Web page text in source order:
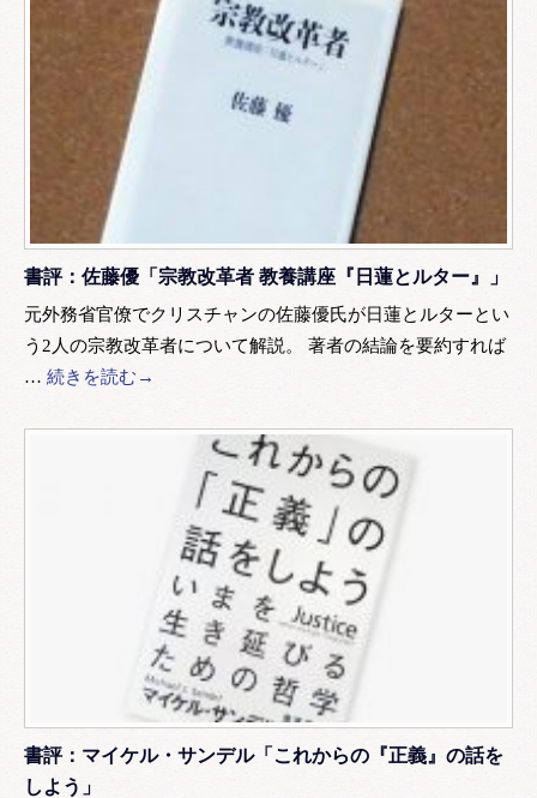
書評：佐藤優「宗教改革者 教養講座『日蓮とルター』」
元外務省官僚でクリスチャンの佐藤優氏が日蓮とルターとい
う2人の宗教改革者について解説。 著者の結論を要約すれば
… 続きを読む→
書評：マイケル・サンデル「これからの『正義』の話を
しよう」